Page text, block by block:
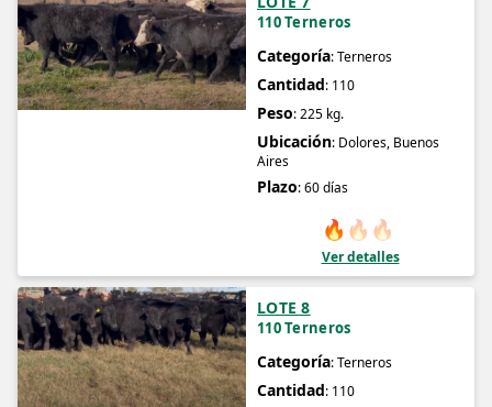
110 Terneros
Categoría: Terneros
Cantidad: 110
Peso: 225 kg.
Ubicación: Dolores, Buenos
Aires
Plazo: 60 días
🔥 🔥 🔥
Ver detalles
LOTE 8
110 Terneros
Categoría: Terneros
Cantidad: 110